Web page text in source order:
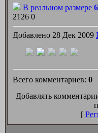
В реальном размере
2126 0
Добавлено 28 Дек 2009
Всего комментариев: 0
Добавлять
[